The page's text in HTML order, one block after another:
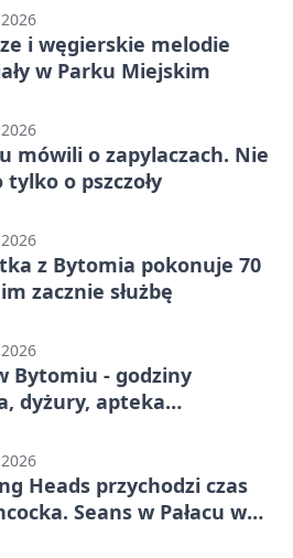
i węgierskie melodie
w Parku Miejskim
mówili o zapylaczach. Nie
tylko o pszczoły
z Bytomia pokonuje 70
zacznie służbę
Bytomiu - godziny
dyżury, apteka
Heads przychodzi czas
Seans w Pałacu w